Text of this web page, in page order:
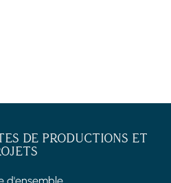
DE PRODUCTIONS ET